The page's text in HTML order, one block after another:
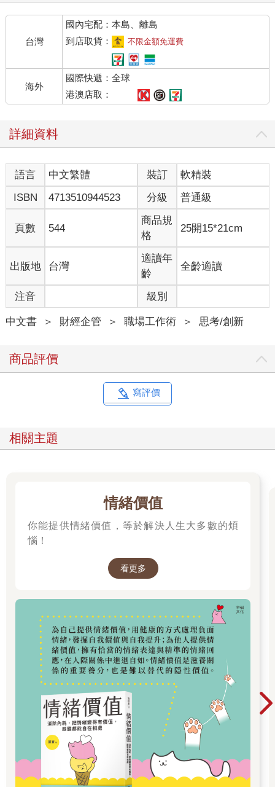
入美國，就跟買彩券差不多。一項隨機將案件分配給不同法官的
研究發現，一位法官允許5％的案件通過，另一位法官則允許88％
的案件通過。這項研究的標題說明了一切：〈難民的輪盤賭
注〉。（我們還會在本書中看到很多輪盤賭注。）
․人事決定充滿雜訊。不同面試官對同一個應徵者的評價可能天差
地遠。同一個員工的績效考核，可能因為打考績的主管不同而有
很大的差異。
․保釋裁定充滿雜訊。被告是否獲准保釋或入獄等候審判，關鍵在
法官對於哪些被告可能逃亡或再犯的評估也會天差地遠。
․法醫鑑定充滿雜訊。一般人以為指紋鑑定百分之百準確。但指紋
鑑定人員在判斷犯罪現場發現的指紋，是否與某一個嫌犯的指紋
吻合，可能有很大的差異。不只是不同的專家意見不一，即使是
同一個專家看同一枚指紋，可能也會因為情況不同而有不同的看
法。其他法醫鑑定領域，甚至DNA分析，也有類似的問題。
․專利授予的決定充滿雜訊。以申請專利為題的一篇頂尖研究報告
的作者揭露其中涉及的雜訊：「專利局授予某項專利與否，與專
利審查人大有關係。」從公平的角度來看，這點顯然讓人不安。
組織要如何提升專業人員的判斷品質？尤其是，組織要如何減少
判斷的雜訊？必要的第一步就是讓組織體認到，專業判斷裡的雜
訊是值得注意的議題。為了立刻切入重點，我們建議做個雜訊審
查，讓多個個別判斷者判斷同一個問題。他們的判斷變異就是雜
訊。在一些案例裡，這種變異可以歸因為能力不足：有些判斷者
在普遍的案例，或是在某些類型的案例），當然應該優先提升不
足的能力。但是，一如我們看到的，即使是有能力，而且訓練有
如果系統雜訊的數量多到值得處理，你應該把「以規則或演算法
來取代判斷」列入考慮的選項，因為這麼做能完全消除雜訊。但
意，演算法不是（也不會很快成為）完全取代人類判斷力的替代
品。
判斷者？有時想也知道，如果你想要解答的是西洋棋問題，就去
請教西洋棋大師，而不是本書的作者。
從很多方面來看，雜訊是個未知的國度，一個尚未被發現的世
界。這是一個嚴重的問題，世人卻視若無睹。雜訊會造成嚴重的
聞。而且在很多情況下，雜訊會付出高昂的成本，企業、員工、
消費者、投資人及其他許多人也會受到傷害。
很多方法來減少雜訊，從而降低成本，並提高公平性，不管你住
在哪裡，或是用何種語言閱讀這些文字，都是如此。（摘自繁體
中文版序、序言、第五部）
台灣
國內宅配：本島、離島
到店取貨：
不限金額免運費
海外
國際快遞：全球
港澳店取：
詳細資料
語言 中文繁體 裝訂
軟精裝
ISBN
4713510944523 分級 普通級
頁數 544
商品規
格
25開15*21cm
出版地 台灣
適讀年
齡
全齡適讀
注音 級別
中文書 ＞ 財經企管 ＞ 職場工作術 ＞ 思考/創新
商品評價
寫評價
相關主題
情緒價值
你能提供情緒價值，等於解決人生大多數的煩
惱！
看更多